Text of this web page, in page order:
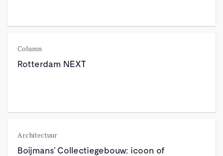
Column
Rotterdam NEXT
Architectuur
Boijmans’ Collectiegebouw: icoon of